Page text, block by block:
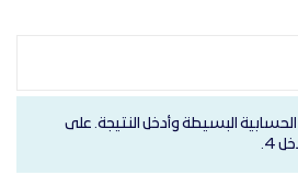
البسيطة وأدخل النتيجة. على